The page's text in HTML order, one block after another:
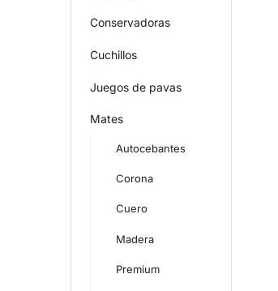
Conservadoras
Cuchillos
Juegos de pavas
Mates
Autocebantes
Corona
Cuero
Madera
Premium